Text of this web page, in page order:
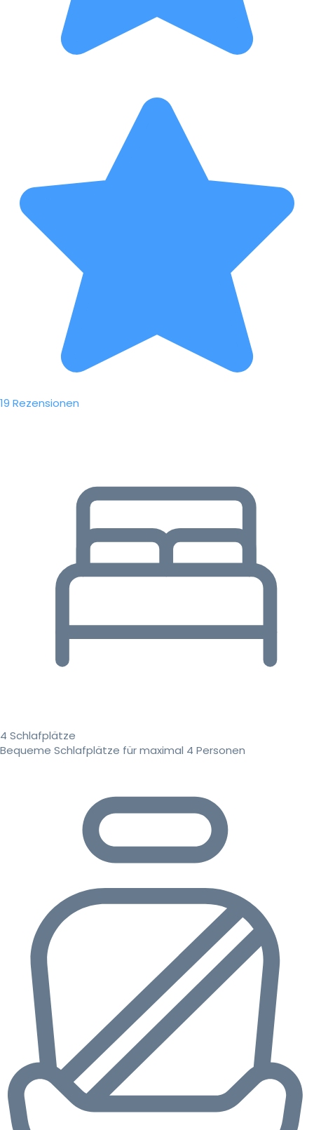
19 Rezensionen
4 Schlafplätze
Bequeme Schlafplätze für maximal 4 Personen